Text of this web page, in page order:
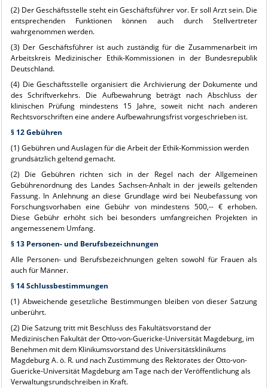
(2) Der Geschäftsstelle steht ein Geschäftsführer vor. Er soll Arzt sein. Die
entsprechenden Funktionen können auch durch Stellvertreter
wahrgenommen werden.
(3) Der Geschäftsführer ist auch zuständig für die Zusammenarbeit im
Arbeitskreis Medizinischer Ethik-Kommissionen in der Bundesrepublik
Deutschland.
(4) Die Geschäftsstelle organisiert die Archivierung der Dokumente und
des Schriftverkehrs. Die Aufbewahrung beträgt nach Abschluss der
klinischen Prüfung mindestens 15 Jahre, soweit nicht nach anderen
Rechtsvorschriften eine andere Aufbewahrungsfrist vorgeschrieben ist.
§ 12 Gebühren
(1) Gebühren und Auslagen für die Arbeit der Ethik-Kommission werden
grundsätzlich geltend gemacht.
(2) Die Gebühren richten sich in der Regel nach der Allgemeinen
Gebührenordnung des Landes Sachsen-Anhalt in der jeweils geltenden
Fassung. In Anlehnung an diese Grundlage wird bei Neubefassung von
Forschungsvorhaben eine Gebühr von mindestens 500,-- € erhoben.
Diese Gebühr erhöht sich bei besonders umfangreichen Projekten in
angemessenem Umfang.
§ 13 Personen- und Berufsbezeichnungen
Alle Personen- und Berufsbezeichnungen gelten sowohl für Frauen als
auch für Männer.
§ 14 Schlussbestimmungen
(1) Abweichende gesetzliche Bestimmungen bleiben von dieser Satzung
unberührt.
(2) Die Satzung tritt mit Beschluss des Fakultätsvorstand der
Medizinischen Fakultät der Otto-von-Guericke-Universität Magdeburg, im
Benehmen mit dem Klinikumsvorstand des Universitätsklinikums
Magdeburg A. ö. R. und nach Zustimmung des Rektorates der Otto-von-
Guericke-Universität Magdeburg am Tage nach der Veröffentlichung als
Verwaltungsrundschreiben in Kraft.